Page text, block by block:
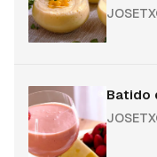
Batido